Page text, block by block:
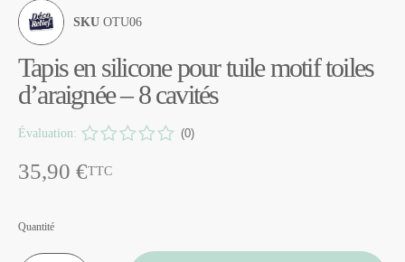
SKU OTU06
Tapis en silicone pour tuile motif toiles
d’araignée – 8 cavités
Évaluation: (0)
35,90 €TTC
Quantité